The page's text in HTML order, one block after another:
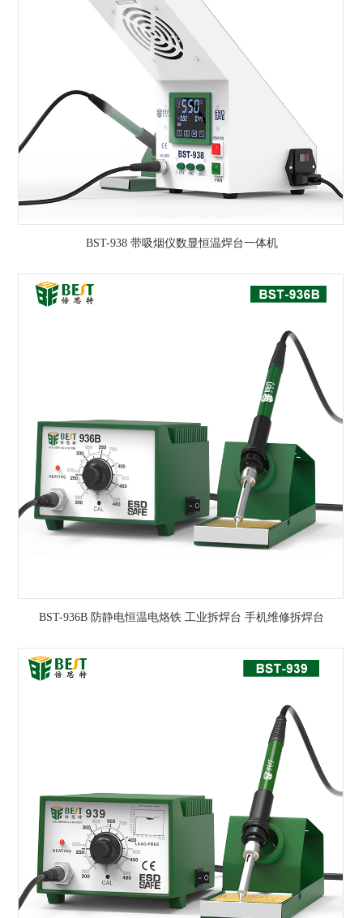
BST-938 带吸烟仪数显恒温焊台一体机
BST-936B 防静电恒温电烙铁 工业拆焊台 手机维修拆焊台